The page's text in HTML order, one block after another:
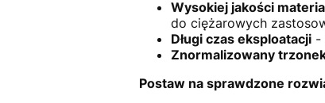
Wysokiej jakości
do ciężarowych
Długi czas eksploatacji-
Znormalizowany
Postaw na sprawdzone